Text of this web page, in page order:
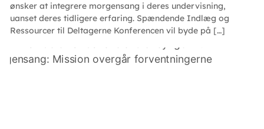
ønsker at integrere morgensang i deres undervisning,
uanset deres tidligere erfaring. Spændende Indlæg og
Ressourcer til Deltagerne Konferencen vil byde på […]